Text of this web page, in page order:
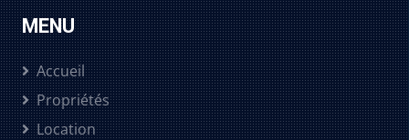
MENU
Accueil
Propriétés
Location